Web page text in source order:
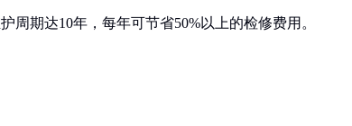
周期达10年，每年可节省50%以上的检修费用。